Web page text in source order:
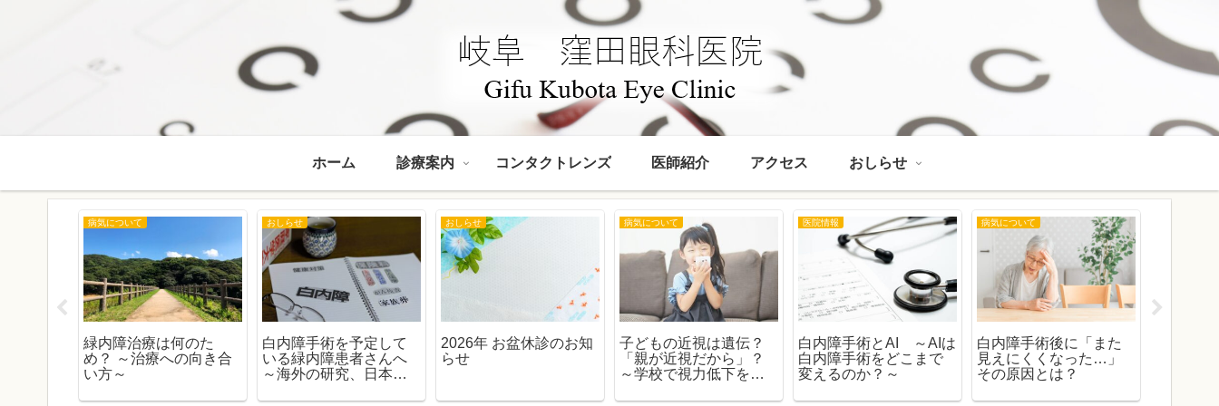
ホーム 診療案内 コンタクトレンズ 医師紹介 アクセス おしらせ
病気について
緑内障治療は何のた
め？ ～治療への向き合
い方～
おしらせ
白内障手術を予定して
いる緑内障患者さんへ
～海外の研究、日本人
おしらせ
2026年 お盆休診のお知
らせ
病気について
子どもの近視は遺伝？
「親が近視だから」？
～学校で視力低下を指
医院情報
白内障手術とAI ～AIは
白内障手術をどこまで
変えるのか？～
病気について
白内障手術後に「また
見えにくくなった…」
その原因とは？